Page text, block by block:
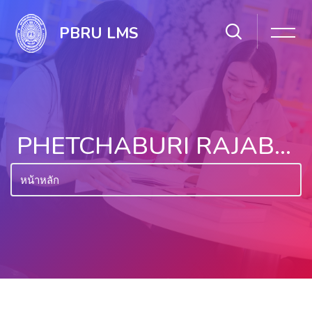
PBRU LMS
PHETCHABURI RAJABHAT UNIVERSITY LEARNING MANAGEMENT SYSTEM EDUCATION
หน้าหลัก